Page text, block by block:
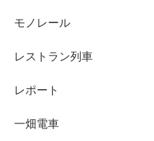
モノレール
レストラン列車
レポート
一畑電車